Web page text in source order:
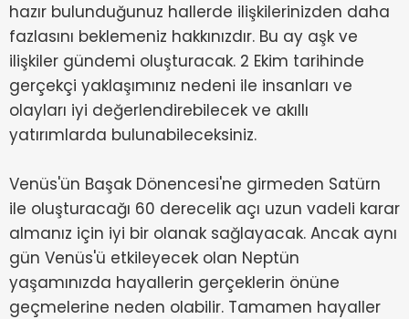
hazır bulunduğunuz hallerde ilişkilerinizden daha
fazlasını beklemeniz hakkınızdır. Bu ay aşk ve
ilişkiler gündemi oluşturacak. 2 Ekim tarihinde
gerçekçi yaklaşımınız nedeni ile insanları ve
olayları iyi değerlendirebilecek ve akıllı
yatırımlarda bulunabileceksiniz.
Venüs'ün Başak Dönencesi'ne girmeden Satürn
ile oluşturacağı 60 derecelik açı uzun vadeli karar
almanız için iyi bir olanak sağlayacak. Ancak aynı
gün Venüs'ü etkileyecek olan Neptün
yaşamınızda hayallerin gerçeklerin önüne
geçmelerine neden olabilir. Tamamen hayaller